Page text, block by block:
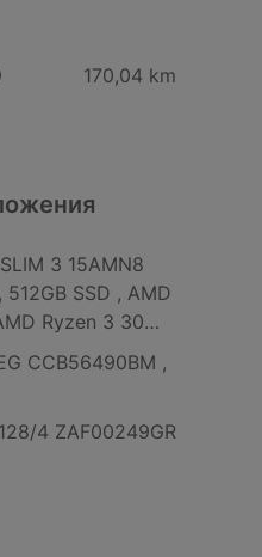
170,04 km
3 15AMN8
512GB SSD , AMD
Ryzen 3 30
CCB56490BM ,
4 ZAF00249GR